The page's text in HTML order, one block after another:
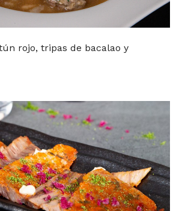
rojo, tripas de bacalao y